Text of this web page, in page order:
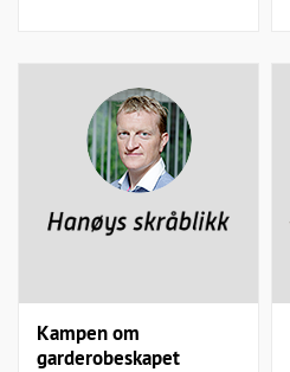
Kampen om
garderobeskapet